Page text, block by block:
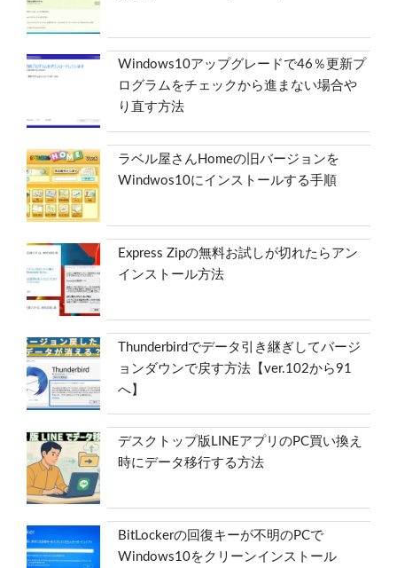
Windows10アップグレードで46％更新プ
ログラムをチェックから進まない場合や
り直す方法
ラベル屋さんHomeの旧バージョンを
Windwos10にインストールする手順
Express Zipの無料お試しが切れたらアン
インストール方法
Thunderbirdでデータ引き継ぎしてバージ
ョンダウンで戻す方法【ver.102から91
へ】
デスクトップ版LINEアプリのPC買い換え
時にデータ移行する方法
BitLockerの回復キーが不明のPCで
Windows10をクリーンインストール